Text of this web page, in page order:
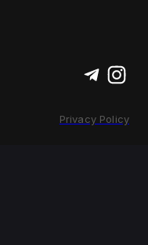
Privacy Policy